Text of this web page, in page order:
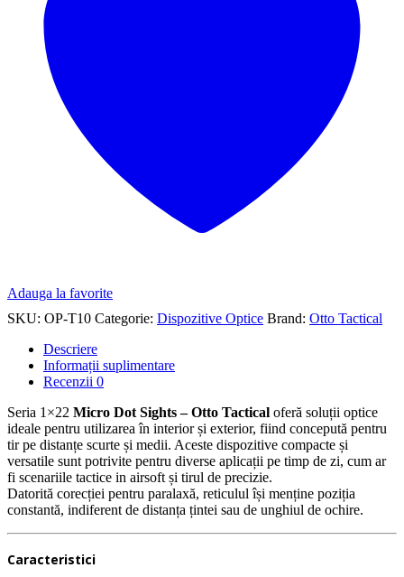
Adauga la favorite
SKU: OP-T10 Categorie: Dispozitive Optice Brand: Otto Tactical
Descriere
Informații suplimentare
Recenzii 0
Seria 1×22 Micro Dot Sights – Otto Tactical oferă soluții optice
ideale pentru utilizarea în interior și exterior, fiind concepută pentru
tir pe distanțe scurte și medii. Aceste dispozitive compacte și
versatile sunt potrivite pentru diverse aplicații pe timp de zi, cum ar
fi scenariile tactice in airsoft și tirul de precizie.
Datorită corecției pentru paralaxă, reticulul își menține poziția
constantă, indiferent de distanța țintei sau de unghiul de ochire.
Caracteristici